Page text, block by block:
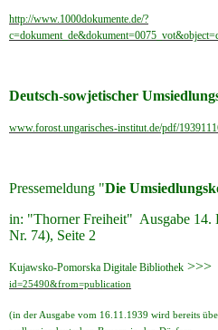
http://www.1000dokumente.de/?
Deutsch-sowjetischer
www.forost.ungarisches-institut.de/pdf/
Pressemeldung "Die
in: "Thorner Freiheit" Ausgabe 14.
Nr. 74), Seite 2
Kujawsko-Pomorska Digitale Bibliothek >>>
id=25490&from=publication
(in der Ausgabe vom 16.11.1939 wird bereits